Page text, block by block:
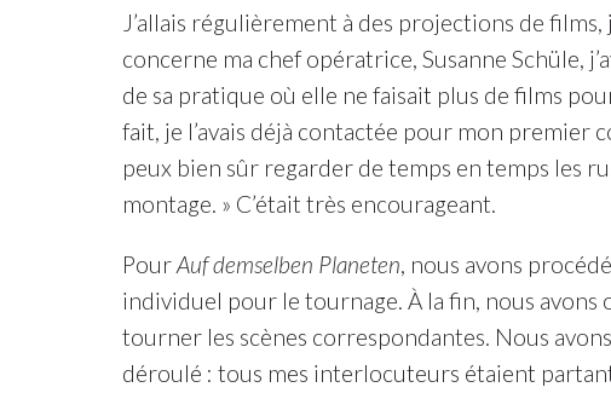
J’allais régulièrement à des projections de
concerne ma chef opératrice, Susanne Schüle,
de sa pratique où elle ne faisait plus de films
fait, je l’avais déjà contactée pour mon premier
peux bien sûr regarder de temps en temps les
montage. » C’était très encourageant.
PourAuf demselben Planeten , nous avons
individuel pour le tournage. À la fin, nous avons
tourner les scènes correspondantes. Nous
déroulé : tous mes interlocuteurs étaient